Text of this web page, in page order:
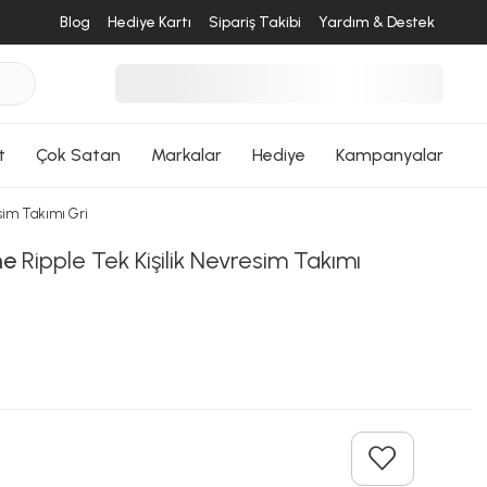
Blog Hediye Kartı Sipariş Takibi Yardım & Destek
Çok Satan Markalar Hediye Kampanyalar
Takımı Gri
Ripple Tek Kişilik Nevresim Takımı